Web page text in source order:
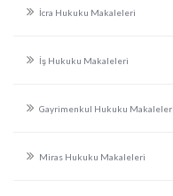
İcra Hukuku Makaleleri
İş Hukuku Makaleleri
Gayrimenkul Hukuku Makaleleri
Miras Hukuku Makaleleri